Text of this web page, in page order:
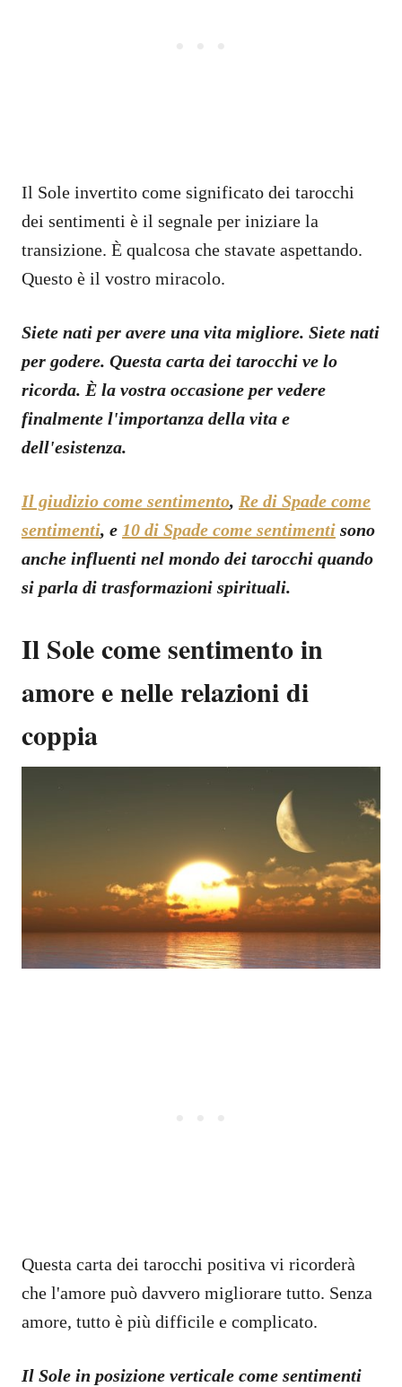
Il Sole invertito come significato dei tarocchi
dei sentimenti è il segnale per iniziare la
transizione. È qualcosa che stavate aspettando.
Questo è il vostro miracolo.
Siete nati per avere una vita migliore. Siete nati
per godere. Questa carta dei tarocchi ve lo
ricorda. È la vostra occasione per vedere
finalmente l'importanza della vita e
dell'esistenza.
Il giudizio come sentimento, Re di Spade come
sentimenti, e 10 di Spade come sentimenti sono
anche influenti nel mondo dei tarocchi quando
si parla di trasformazioni spirituali.
Il Sole come sentimento in
amore e nelle relazioni di
coppia
Questa carta dei tarocchi positiva vi ricorderà
che l'amore può davvero migliorare tutto. Senza
amore, tutto è più difficile e complicato.
Il Sole in posizione verticale come sentimenti